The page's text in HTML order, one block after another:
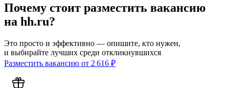
Почему стоит разместить вакансию
на hh.ru?
Это просто и эффективно — опишите, кто нужен,
и выбирайте лучших среди откликнувшихся
Разместить вакансию от 2 616 ₽